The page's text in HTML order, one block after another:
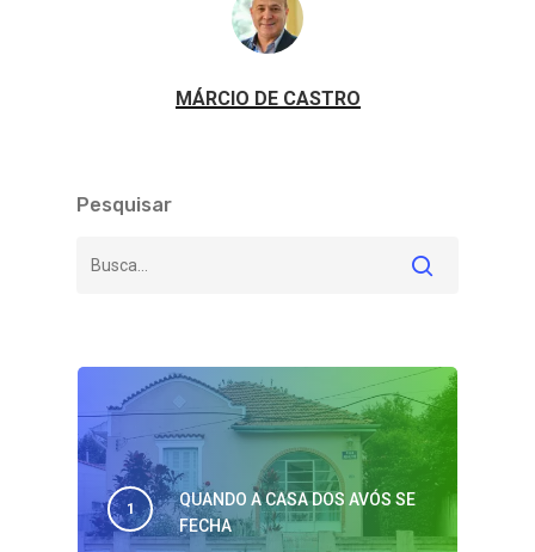
MÁRCIO DE CASTRO
Pesquisar
QUANDO A CASA DOS AVÓS SE
FECHA